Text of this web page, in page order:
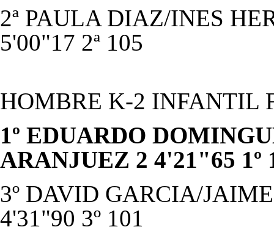
2ª PAULA DIAZ/INES
5'00"17 2ª 105
HOMBRE K-2 INFANTIL
1º EDUARDO
ARANJUEZ 2 4'21"65 1º
3º DAVID GARCIA/
4'31"90 3º 101